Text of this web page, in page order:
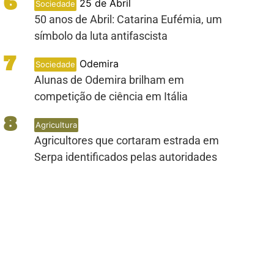
Sociedade 25 de Abril
50 anos de Abril: Catarina Eufémia, um
símbolo da luta antifascista
7 Sociedade Odemira
Alunas de Odemira brilham em
competição de ciência em Itália
8 Agricultura
Agricultores que cortaram estrada em
Serpa identificados pelas autoridades